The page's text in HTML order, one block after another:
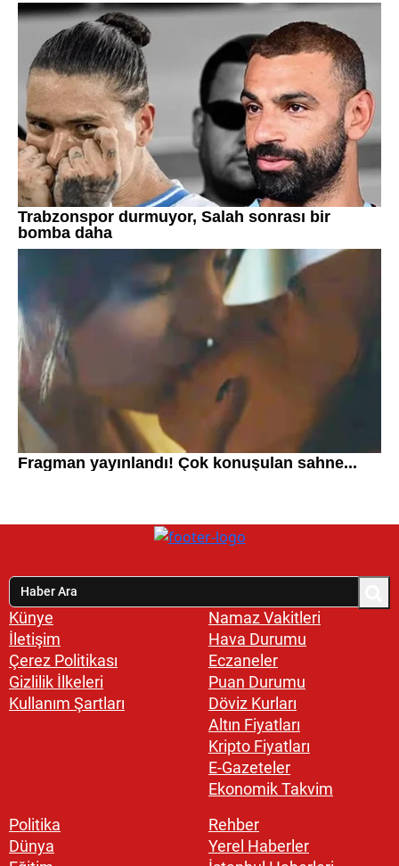
Künye
İletişim
Çerez Politikası
Gizlilik İlkeleri
Kullanım Şartları
Namaz Vakitleri
Hava Durumu
Eczaneler
Puan Durumu
Döviz Kurları
Altın Fiyatları
Kripto Fiyatları
E-Gazeteler
Ekonomik Takvim
Politika
Dünya
Rehber
Yerel Haberler